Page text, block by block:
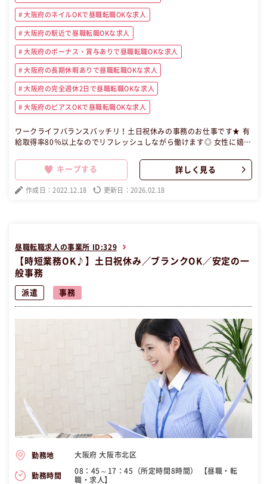
大阪府のネイルOKで昼職転職OKな求人
大阪府の駅近で昼職転職OKな求人
大阪府のボーナス・賞与ありで昼職転職OKな求人
大阪府の長期休暇ありで昼職転職OKな求人
大阪府の完全週休2日で昼職転職OKな求人
大阪府のピアスOKで昼職転職OKな求人
ワークライフバランスバッチリ！土日祝休みの事務のお仕事です★ 有
給取得率80％以上なのでリフレッシュしながら働けます◎ 女性に嬉し
致します。 正確性と細かい業務への集中力が求められる仕事です！！
未経験の方でも先輩スタッフが丁寧に教えてくれます★ 【昼職・転
職・求人】 この昼職求人は大阪府大阪市北区正社員事務の昼職へ転職
したい方の求人です。
キープする 詳しく見る
作成日：2022.12.18 更新日：2026.02.18
昼職転職求人の事業所 ID:329
【時短業務OK♪】土日祝休み／ブランクOK／安定の一
般事務
派遣 事務
勤務地 大阪府 大阪市北区
勤務時間
08：45～17：45（所定時間8時間） 【昼職・転
職・求人】